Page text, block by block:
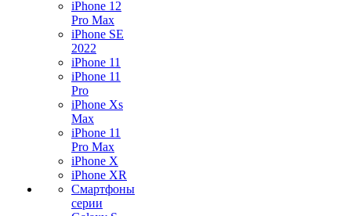
iPhone 12
Pro Max
iPhone SE
2022
iPhone 11
iPhone 11
Pro
iPhone Xs
Max
iPhone 11
Pro Max
iPhone X
iPhone XR
Смартфоны
серии